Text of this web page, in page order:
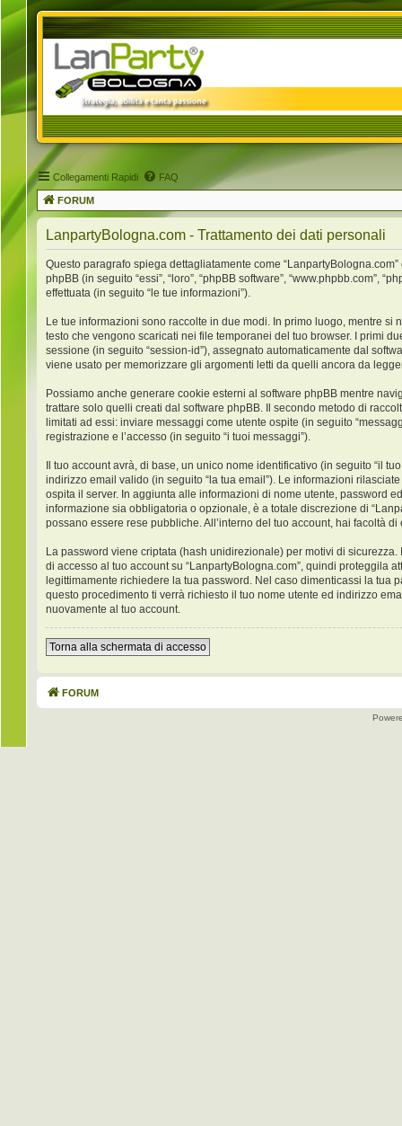
Collegamenti Rapidi FAQ
FORUM
LanpartyBologna.com - Trattamento dei dati personali
Questo paragrafo spiega dettagliatamente come
phpBB (in seguito “essi”, “loro”, “phpBB software”, “www.phpbb.com”,
effettuata (in seguito “le tue informazioni”).
Le tue informazioni sono raccolte in due modi. In primo luogo, mentre
testo che vengono scaricati nei file temporanei del tuo browser. I primi
sessione (in seguito “session-id”), assegnato automaticamente dal
viene usato per memorizzare gli argomenti letti da quelli ancora da
Possiamo anche generare cookie esterni al software phpBB mentre
trattare solo quelli creati dal software phpBB. Il secondo metodo di
limitati ad essi: inviare messaggi come utente ospite (in seguito
registrazione e l’accesso (in seguito “i tuoi messaggi”).
Il tuo account avrà, di base, un unico nome identificativo (in seguito “il
indirizzo email valido (in seguito “la tua email”). Le informazioni
ospita il server. In aggiunta alle informazioni di nome utente, password
informazione sia obbligatoria o opzionale, è a totale discrezione di
possano essere rese pubbliche. All’interno del tuo account, hai facoltà
La password viene criptata (hash unidirezionale) per motivi di
di accesso al tuo account su “LanpartyBologna.com”, quindi proteggila
legittimamente richiedere la tua password. Nel caso dimenticassi la tua
questo procedimento ti verrà richiesto il tuo nome utente ed indirizzo
nuovamente al tuo account.
Torna alla schermata di accesso
FORUM